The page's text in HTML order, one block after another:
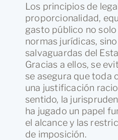
Los principios de
proporcionalidad,
gasto público no
normas jurídicas,
salvaguardas del
Gracias a ellos, se
se asegura que toda
una justificación
sentido, la
ha jugado un papel
el alcance y las
de imposición.